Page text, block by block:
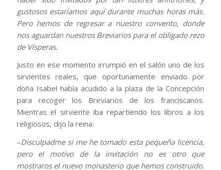
gustosos estaríamos aquí durante muchas horas más.
Pero hemos de regresar a nuestro convento, donde
nos aguardan nuestros Breviarios para el obligado rezo
de Vísperas.
Justo en ese momento irrumpió en el salón uno de los
sirvientes reales, que oportunamente enviado por
doña Isabel había acudido a la plaza de la Concepción
para recoger los Breviarios de los franciscanos.
Mientras el sirviente iba repartiendo los libros a los
religiosos, dijo la reina:
–Disculpadme si me he tomado esta pequeña licencia,
pero el motivo de la invitación no es otro que
mostraros el nuevo monasterio que hemos construido.